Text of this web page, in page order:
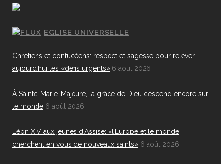
EGLISE UNIVERSELLE
Chrétiens et confucéens: respect et sagesse pour relever
aujourd’hui les «défis urgents» 6 août 2026
À Sainte-Marie-Majeure, la grâce de Dieu descend encore sur
le monde 6 août 2026
Léon XIV aux jeunes d'Assise: «l’Europe et le monde
cherchent en vous de nouveaux saints» 6 août 2026